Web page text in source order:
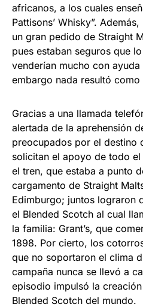
africanos, a los cuales
Pattisons’ Whisky”.
un gran pedido de Straight
pues estaban seguros que
venderían mucho con
embargo nada resultó como
Gracias a una llamada
alertada de la aprehensión
preocupados por el destino
solicitan el apoyo de todo
el tren, que estaba a punto
cargamento de Straight
Edimburgo; juntos lograron
el Blended Scotch al cual
la familia: Grant’s, que
1898. Por cierto, los
que no soportaron el clima
campaña nunca se llevó a
episodio impulsó la
Blended Scotch del mundo.